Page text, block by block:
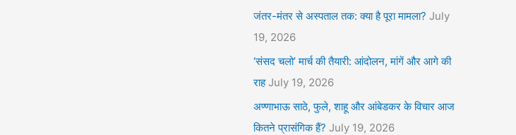
जंतर-मंतर से अस्पताल तक: क्या है पूरा मामला? July
19, 2026
‘संसद चलो’ मार्च की तैयारी: आंदोलन, मांगें और आगे की
राह July 19, 2026
अण्णाभाऊ साठे, फुले, शाहू और आंबेडकर के विचार आज
कितने प्रासंगिक हैं? July 19, 2026